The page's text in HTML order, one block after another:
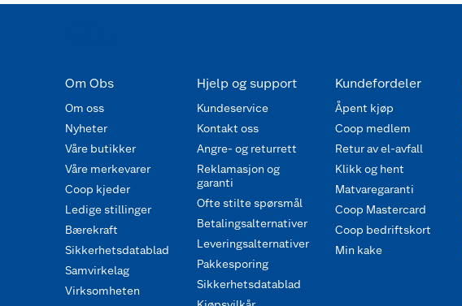
Om Obs
Om oss
Nyheter
Våre butikker
Våre merkevarer
Coop kjeder
Ledige stillinger
Bærekraft
Sikkerhetsdatablad
Samvirkelag
Virksomheten
Hjelp og support
Kundeservice
Kontakt oss
Angre- og returrett
Reklamasjon og
garanti
Ofte stilte spørsmål
Betalingsalternativer
Leveringsalternativer
Pakkesporing
Sikkerhetsdatablad
Kundefordeler
Åpent kjøp
Coop medlem
Retur av el-avfall
Klikk og hent
Matvaregaranti
Coop Mastercard
Coop bedriftskort
Min kake